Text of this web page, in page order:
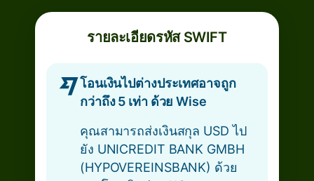
รายละเอียดรหัส SWIFT
โอนเงินไปต่างประเทศอาจถูก
กว่าถึง 5 เท่า ด้วย Wise
คุณสามารถส่งเงินสกุล USD ไป
ยัง UNICREDIT BANK GMBH
(HYPOVEREINSBANK) ด้วย